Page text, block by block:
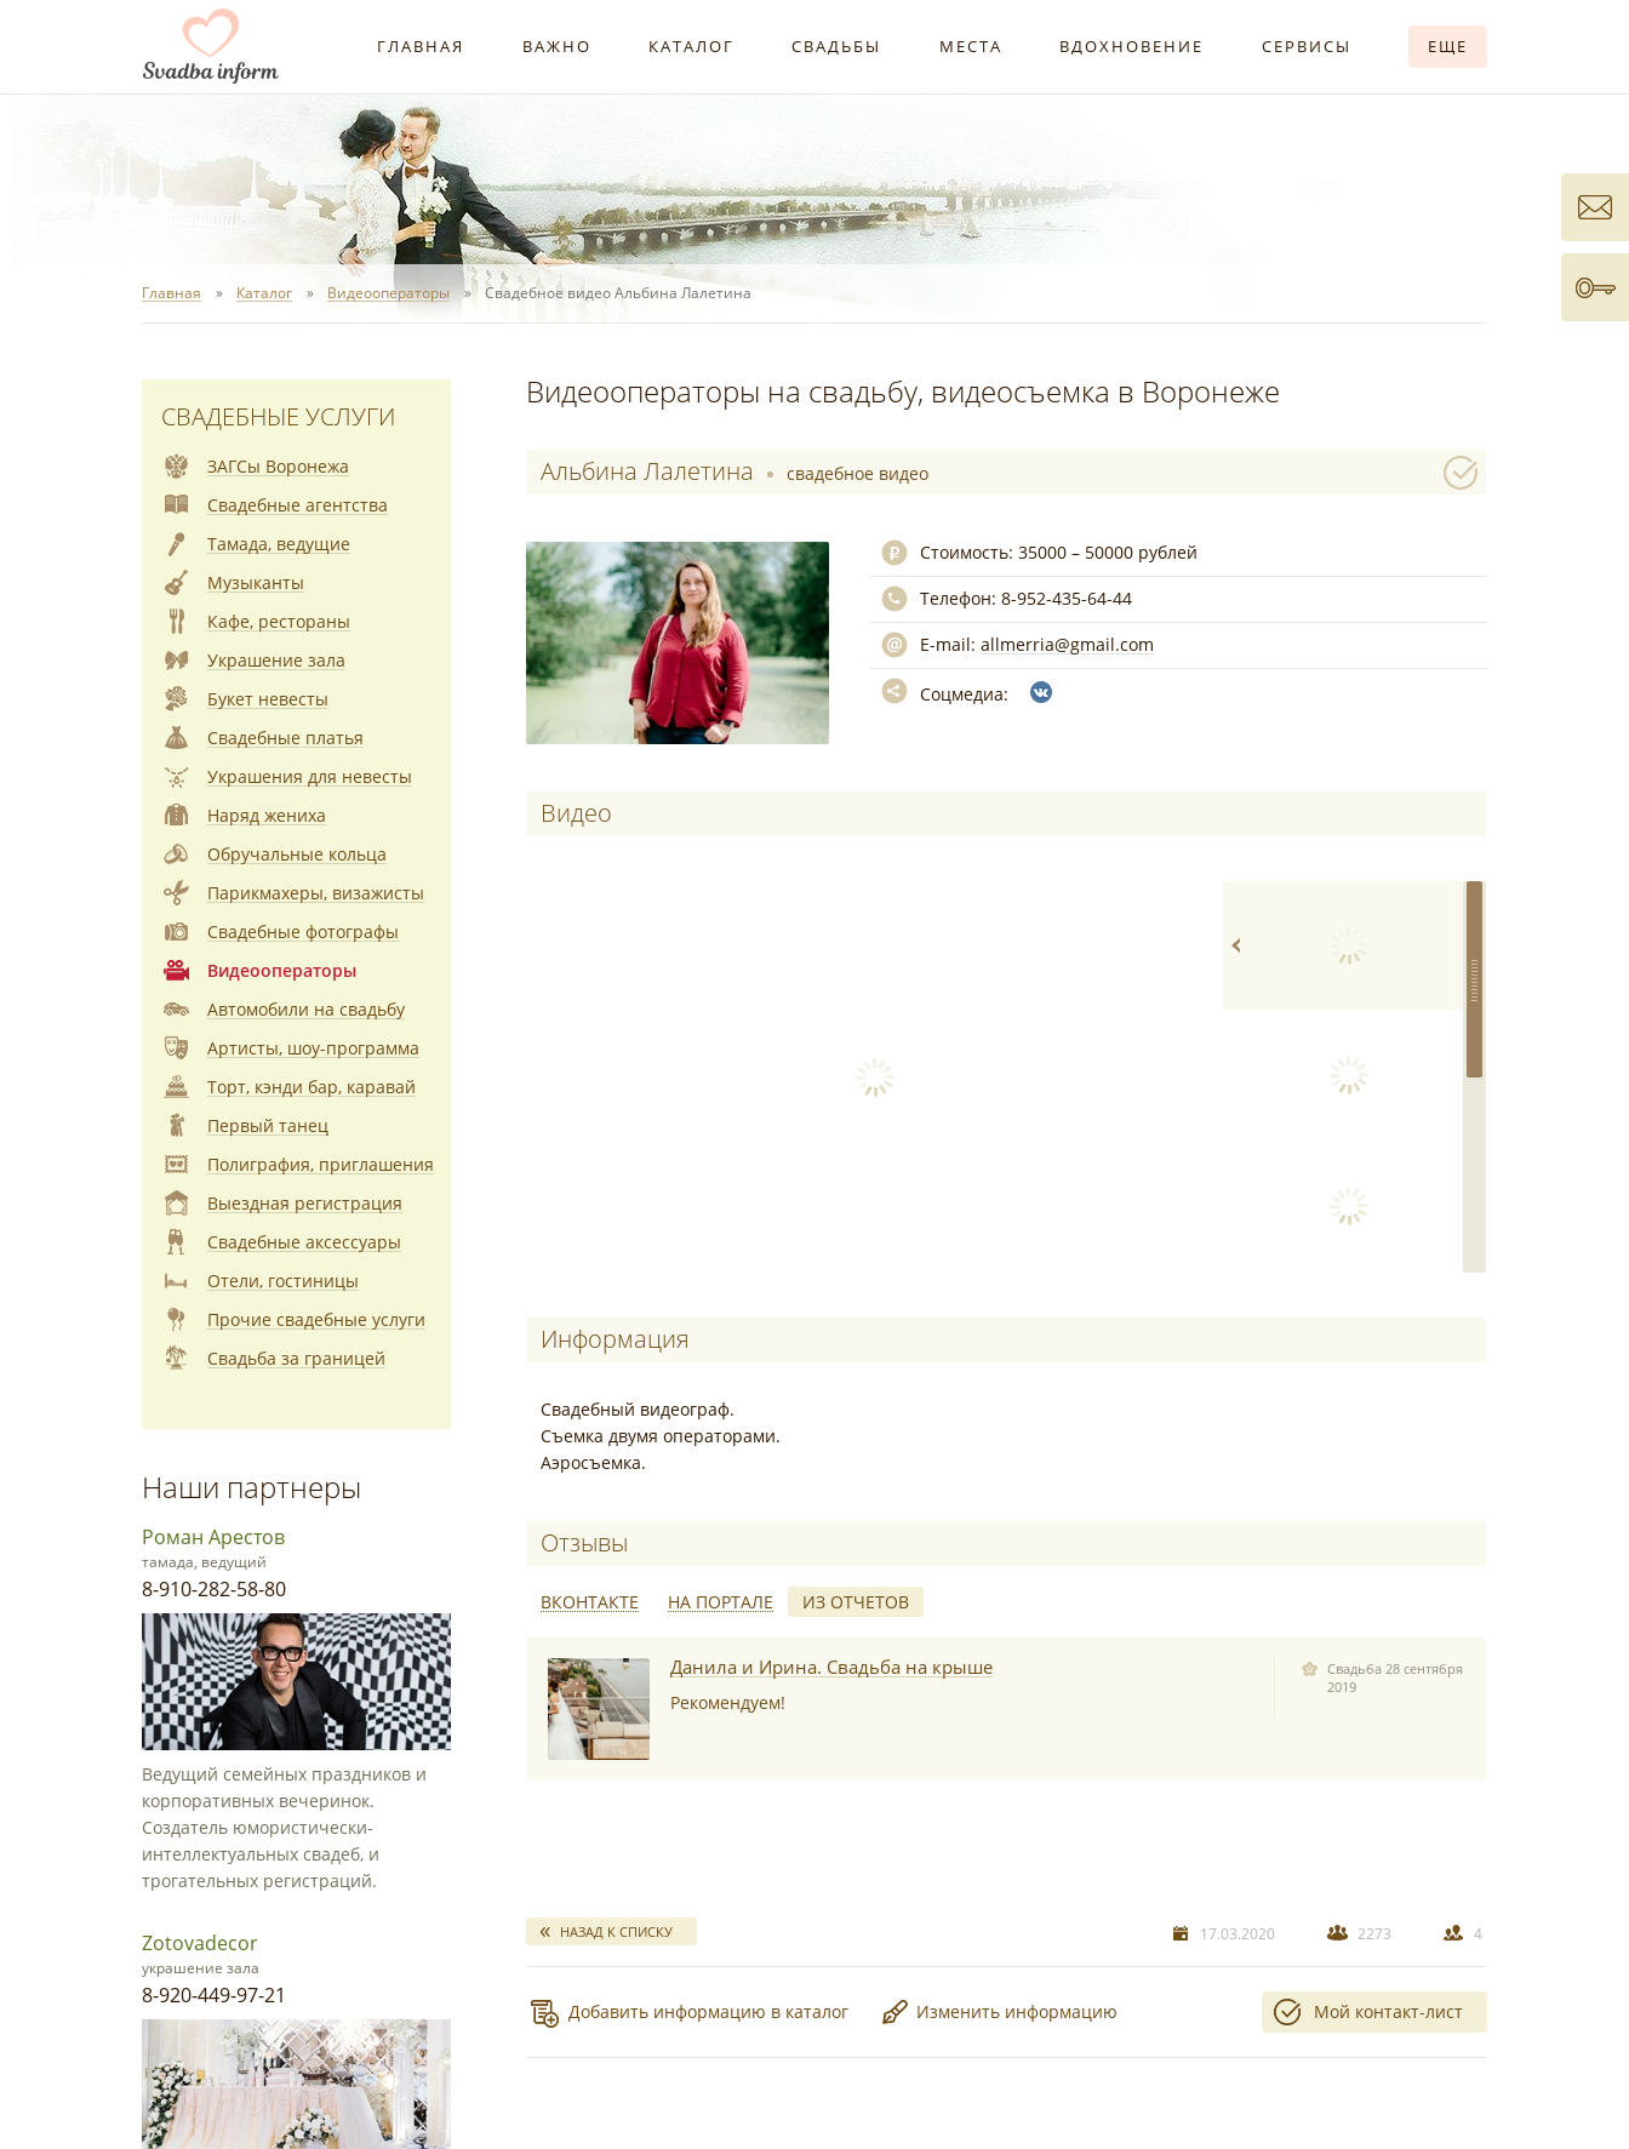
ГЛАВНАЯ ВАЖНО КАТАЛОГ СВАДЬБЫ МЕСТА ВДОХНОВЕНИЕ СЕРВИСЫ ЕЩЕ
Главная Каталог Видеооператоры Свадебное видео Альбина Лалетина
Видеооператоры на свадьбу, видеосъемка в Воронеже
Альбина Лалетина свадебное видео
Стоимость: 35000 – 50000 рублей
Телефон: 8-952-435-64-44
E-mail: allmerria@gmail.com
Соцмедиа:
Информация
Свадебный видеограф.
Съемка двумя операторами.
Аэросъемка.
Видео
Отзывы о Альбина Лалетина
ВКОНТАКТЕ НА ПОРТАЛЕ ИЗ ОТЧЕТОВ
*
Данила и Ирина. Свадьба на крыше
Рекомендуем!
Свадьба 28 сентября
2019
НАЗАД К СПИСКУ 17.03.2020 2273 4
Добавить информацию в каталог Изменить информацию Мой контакт-лист
СВАДЕБНЫЕ УСЛУГИ
ЗАГСы Воронежа
Свадебные агентства
Тамада, ведущие
Музыканты
Кафе, рестораны
Украшение зала
Букет невесты
Свадебные платья
Украшения для невесты
Наряд жениха
Обручальные кольца
Парикмахеры, визажисты
Свадебные фотографы
Видеооператоры
Автомобили на свадьбу
Артисты, шоу-программа
Торт, кэнди бар, каравай
Первый танец
Полиграфия, приглашения
Выездная регистрация
Свадебные аксессуары
Отели, гостиницы
Прочие свадебные услуги
Свадьба за границей
Наши партнеры
Роман Арестов
тамада, ведущий
8-910-282-58-80
Ведущий семейных праздников и
корпоративных вечеринок.
Создатель юмористически-
интеллектуальных свадеб, и
трогательных регистраций.
Zotovadecor
украшение зала
8-920-449-97-21